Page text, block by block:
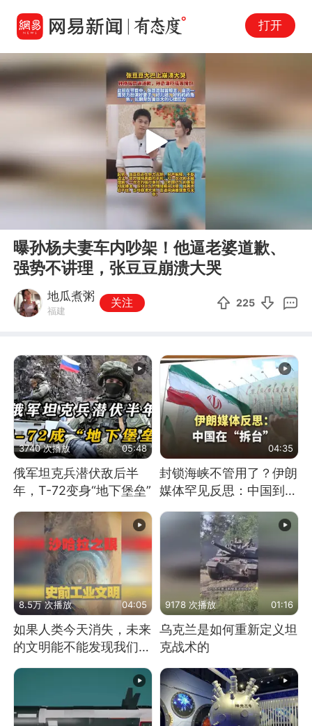
打开
Play
曝孙杨夫妻车内吵架！他逼老婆道歉、
强势不讲理，张豆豆崩溃大哭
地瓜煮粥
福建
关注 225
3740 次播放 05:48
俄军坦克兵潜伏敌后半
年，T-72变身“地下堡垒”
04:35
封锁海峡不管用了？伊朗
媒体罕见反思：中国到底
是不是在"拆台"
8.5万 次播放 04:05
如果人类今天消失，未来
的文明能不能发现我们存
9178 次播放 01:16
乌克兰是如何重新定义坦
克战术的